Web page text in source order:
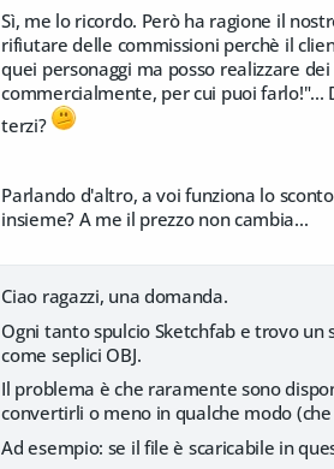
Sì, me lo ricordo. Però ha ragione il
rifiutare delle commissioni perchè il
quei personaggi ma posso realizzare
commercialmente, per cui puoi farlo!"...
terzi?
Parlando d'altro, a voi funziona lo
insieme? A me il prezzo non cambia...
Ciao ragazzi, una domanda.
Ogni tanto spulcio Sketchfab e trovo un
come seplici OBJ.
Il problema è che raramente sono
convertirli o meno in qualche modo (che
Ad esempio: se il file è scaricabile in